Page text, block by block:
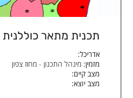
תכנית מתאר
אדריכל:
מזמין: מינהל התכנון - מחוז צפון
מצב קיים:
מצב יוצא: